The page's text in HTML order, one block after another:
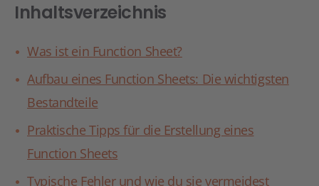
Inhaltsverzeichnis
Was ist ein Function Sheet?
Aufbau eines Function Sheets: Die wichtigsten
Bestandteile
Praktische Tipps für die Erstellung eines
Function Sheets
Typische Fehler und wie du sie vermeidest